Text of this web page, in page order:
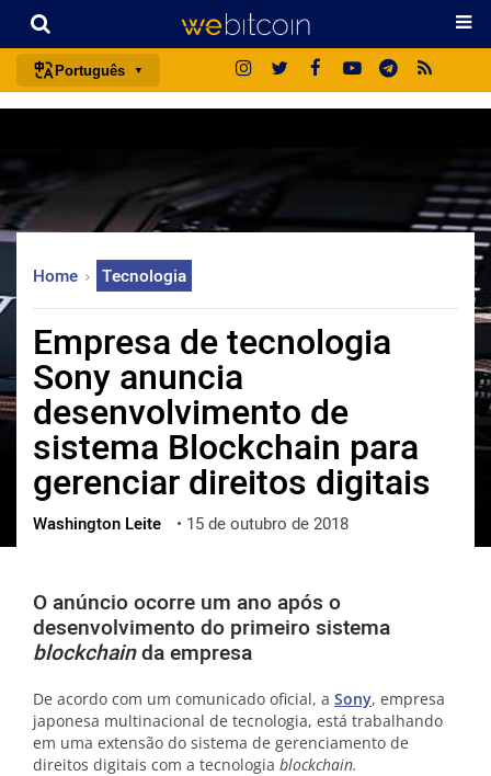
Português
français
deutsch
中文
русский
한국어
العربية
ไทย
ქართული
vietnamese
Home Tecnologia
Empresa de tecnologia
Sony anuncia
desenvolvimento de
sistema Blockchain para
gerenciar direitos digitais
Washington Leite • 15 de outubro de 2018
O anúncio ocorre um ano após o
desenvolvimento do primeiro sistema
blockchainda empresa
De acordo com um comunicado oficial, a Sony, empresa
japonesa multinacional de tecnologia, está trabalhando
em uma extensão do sistema de gerenciamento de
direitos digitais com a tecnologia blockchain.